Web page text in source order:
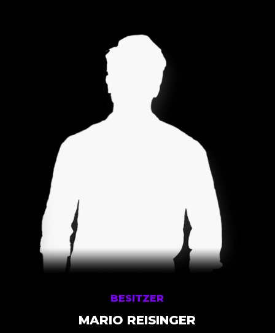
BESITZER
MARIO REISINGER